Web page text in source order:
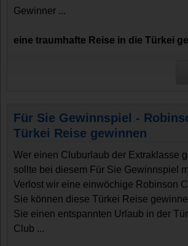
Gewinner ...
eine traumhafte Reise in die Türkei
Für Sie Gewinnspiel -
Türkei Reise gewinnen
Wer einen Cluburlaub der Extraklasse
sollte bei diesem Für Sie Gewinnspiel
Verlost wir eine einwöchige Robinson
Sie können diese Türkei Reise
Sie einen entspannten Urlaub in der
Club ...